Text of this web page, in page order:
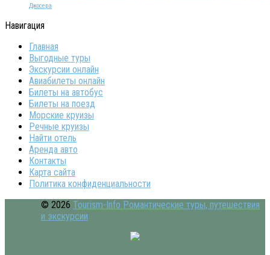
Джосера
Навигация
Главная
Выгодные туры
Экскурсии онлайн
Авиабилеты онлайн
Билеты на автобус
Билеты на поезд
Морские круизы
Речные круизы
Найти отель
Аренда авто
Контакты
Карта сайта
Политика конфиденциальности
© 2026 Tourism-Info Романтические туры, путешествия
и экскурсии